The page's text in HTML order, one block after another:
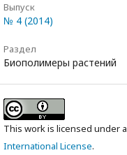
Выпуск
№ 4 (2014)
Раздел
Биополимеры растений
This work is licensed under a
International License.